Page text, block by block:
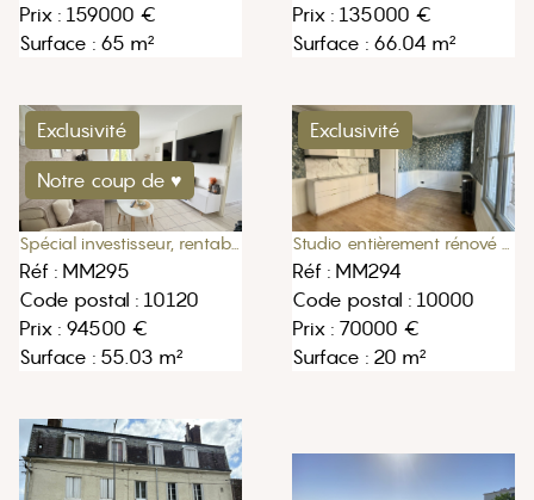
Prix : 159000 €
Surface : 65 m²
Prix : 135000 €
Surface : 66.04 m²
Exclusivité
Notre coup de ♥
Réf : MM295
Code postal : 10120
Prix : 94500 €
Surface : 55.03 m²
Exclusivité
Réf : MM294
Code postal : 10000
Prix : 70000 €
Surface : 20 m²